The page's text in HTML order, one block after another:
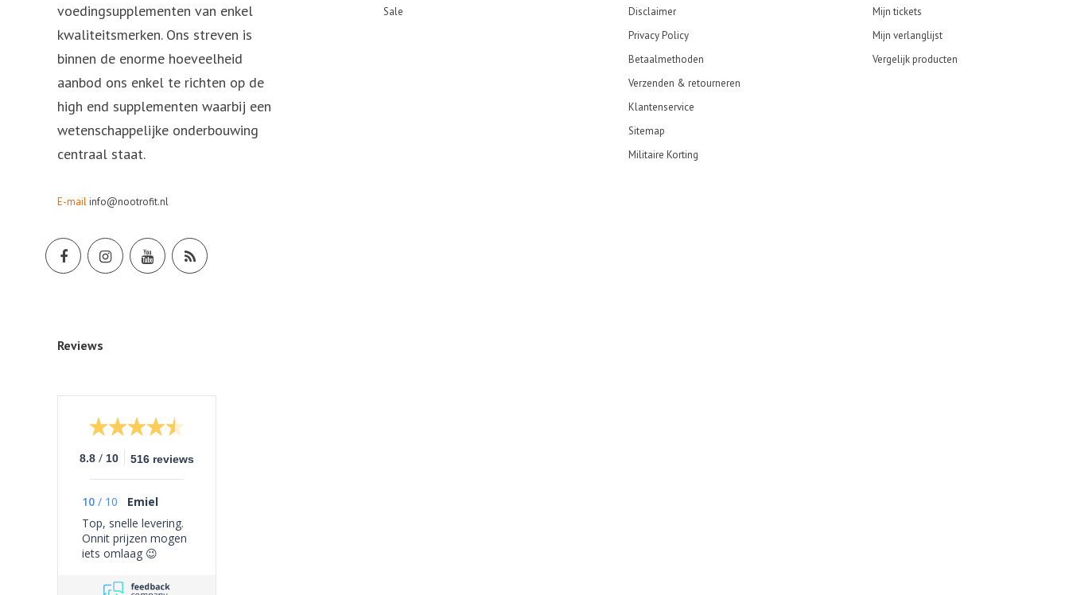
voedingsupplementen van enkel
kwaliteitsmerken. Ons streven is
binnen de enorme hoeveelheid
aanbod ons enkel te richten op de
high end supplementen waarbij een
wetenschappelijke onderbouwing
centraal staat.
E-mailinfo@nootrofit.nl
Sale
Disclaimer
Privacy Policy
Betaalmethoden
Verzenden & retourneren
Klantenservice
Sitemap
Militaire Korting
Mijn tickets
Mijn verlanglijst
Vergelijk producten
Reviews
8.8 / 10 516 reviews
10 / 10
Emiel
Top, snelle levering.
Onnit prijzen mogen
iets omlaag 😉